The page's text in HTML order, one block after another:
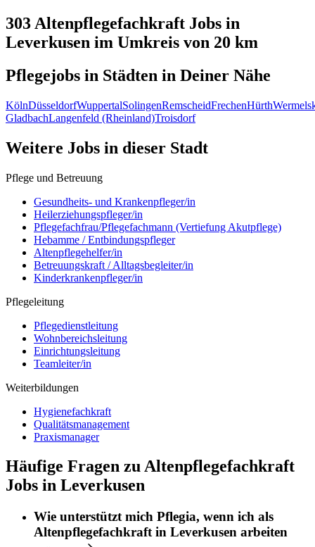
303 Altenpflegefachkraft Jobs in
Leverkusen im Umkreis von 20 km
Pflegejobs in Städten in Deiner Nähe
KölnDüsseldorfWuppertalSolingenRemscheidFrechenHürth
GladbachLangenfeld (Rheinland)Troisdorf
Weitere Jobs in dieser Stadt
Pflege und Betreuung
Gesundheits- und Krankenpfleger/in
Heilerziehungspfleger/in
Pflegefachfrau/Pflegefachmann (Vertiefung Akutpflege)
Hebamme / Entbindungspfleger
Altenpflegehelfer/in
Betreuungskraft / Alltagsbegleiter/in
Kinderkrankenpfleger/in
Pflegeleitung
Pflegedienstleitung
Wohnbereichsleitung
Einrichtungsleitung
Teamleiter/in
Weiterbildungen
Hygienefachkraft
Qualitätsmanagement
Praxismanager
Häufige Fragen zu Altenpflegefachkraft
Jobs in Leverkusen
Wie unterstützt mich Pflegia, wenn ich als
Altenpflegefachkraftin Leverkusen arbeiten